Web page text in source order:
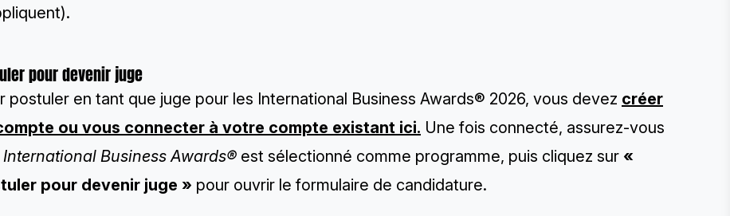
pour devenir juge
postuler en tant que juge pour les International Business Awards® 2026, vous devez créer
ou vous connecter à votre compte existant ici. Une fois connecté, assurez-vous
International Business Awards® est sélectionné comme programme, puis cliquez sur «
pour devenir juge » pour ouvrir le formulaire de candidature.